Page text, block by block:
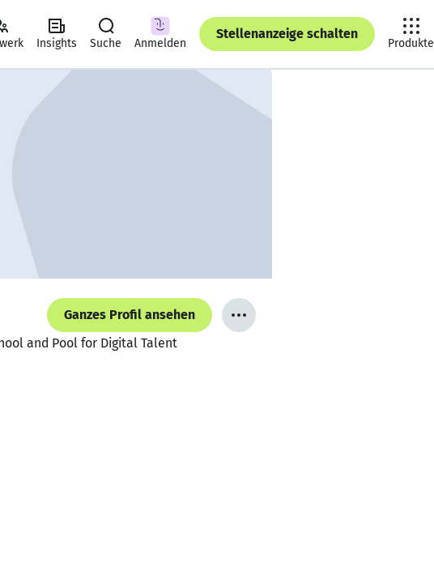
Insights Suche Anmelden
Stellenanzeige schalten
Produkte
Ganzes Profil ansehen
and Pool for Digital Talent